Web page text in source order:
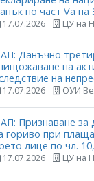
по част Vа
17.07.2026 ЦУ на
Данъчно
на
на
17.07.2026 ОУИ
Признаване за
гориво при
лице по чл.
17.07.2026 ЦУ на